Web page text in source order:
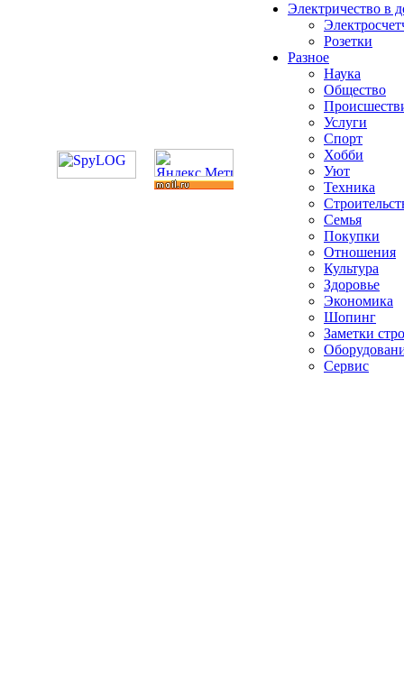
Электричество в
Розетки
Разное
Наука
Общество
Услуги
Спорт
Хобби
Уют
Техника
Семья
Покупки
Отношения
Культура
Здоровье
Экономика
Шопинг
Заметки
Сервис